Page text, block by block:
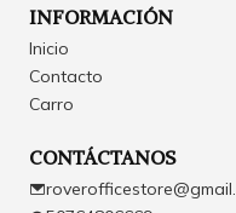
INFORMACIÓN
Inicio
Contacto
Carro
CONTÁCTANOS